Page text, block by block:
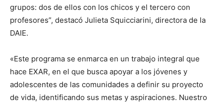
grupos: dos de ellos con los chicos y el tercero con
profesores”, destacó Julieta Squicciarini, directora de la
DAIE.
«Este programa se enmarca en un trabajo integral que
hace EXAR, en el que busca apoyar a los jóvenes y
adolescentes de las comunidades a definir su proyecto
de vida, identificando sus metas y aspiraciones. Nuestro